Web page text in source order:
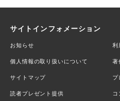
サイトインフォメーション
お知らせ 利
個人情報の取り扱いについて 著
サイトマップ プ
読者プレゼント提供